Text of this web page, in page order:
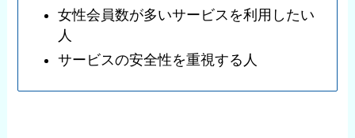
女性会員数が多いサービスを利用したい
人
サービスの安全性を重視する人